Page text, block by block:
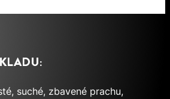
suché, zbavené prachu,